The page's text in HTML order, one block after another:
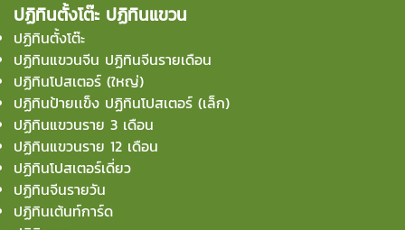
ปฏิทินตั้งโต๊ะ ปฏิทินแขวน
ปฏิทินตั้งโต๊ะ
ปฏิทินแขวนจีน ปฏิทินจีนรายเดือน
ปฏิทินโปสเตอร์ (ใหญ่)
ปฏิทินป้ายเเข็ง ปฏิทินโปสเตอร์ (เล็ก)
ปฏิทินแขวนราย 3 เดือน
ปฏิทินแขวนราย 12 เดือน
ปฏิทินโปสเตอร์เดี่ยว
ปฏิทินจีนรายวัน
ปฏิทินเต้นท์การ์ด